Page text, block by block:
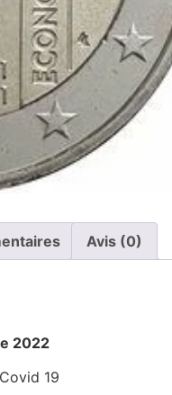
Avis (0)
2022
19